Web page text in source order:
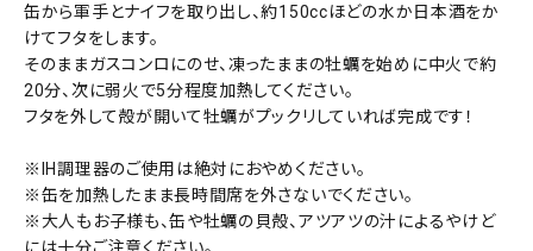
缶から軍手とナイフを取り出し、約150ccほどの水か日本酒をか
けてフタをします。
そのままガスコンロにのせ、凍ったままの牡蠣を始めに中火で約
20分、次に弱火で5分程度加熱してください。
フタを外して殻が開いて牡蠣がプックリしていれば完成です！
※IH調理器のご使用は絶対におやめください。
※缶を加熱したまま長時間席を外さないでください。
※大人もお子様も、缶や牡蠣の貝殻、アツアツの汁によるやけど
には十分ご注意ください。